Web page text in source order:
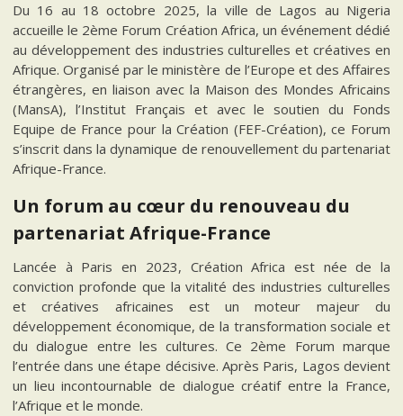
Du 16 au 18 octobre 2025, la ville de Lagos au Nigeria
accueille le 2ème Forum Création Africa, un événement dédié
au développement des industries culturelles et créatives en
Afrique. Organisé par le ministère de l’Europe et des Affaires
étrangères, en liaison avec la Maison des Mondes Africains
(MansA), l’Institut Français et avec le soutien du Fonds
Equipe de France pour la Création (FEF-Création), ce Forum
s’inscrit dans la dynamique de renouvellement du partenariat
Afrique-France.
Un forum au cœur du renouveau du
partenariat Afrique-France
Lancée à Paris en 2023, Création Africa est née de la
conviction profonde que la vitalité des industries culturelles
et créatives africaines est un moteur majeur du
développement économique, de la transformation sociale et
du dialogue entre les cultures. Ce 2ème Forum marque
l’entrée dans une étape décisive. Après Paris, Lagos devient
un lieu incontournable de dialogue créatif entre la France,
l’Afrique et le monde.